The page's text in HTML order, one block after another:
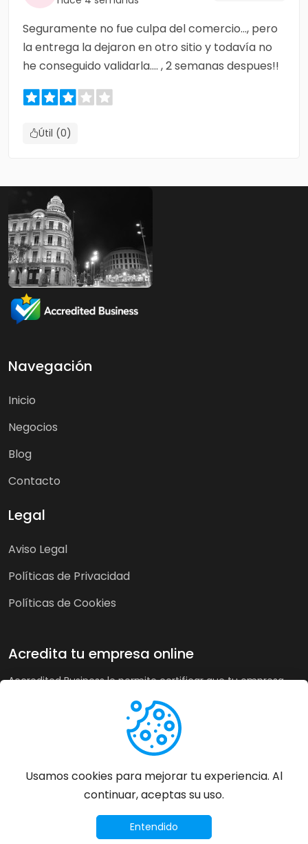
Seguramente no fue culpa del comercio..., pero
la entrega la dejaron en otro sitio y todavía no
he conseguido validarla.... , 2 semanas despues!!
Útil (0)
Navegación
Inicio
Negocios
Blog
Contacto
Legal
Aviso Legal
Políticas de Privacidad
Políticas de Cookies
Acredita tu empresa online
Accredited Business le permite certificar que tu empresa
calidad. A su vez, en tiendas online puede recoger la opinión
de sus clientes de forma imparcial y acreditar su buen
servicio a los clientes de forma automática incrementando
Más información
Accredited Business - Todos los derechos
reservados.
Usamos cookies para mejorar tu experiencia. Al
continuar, aceptas su uso.
Entendido